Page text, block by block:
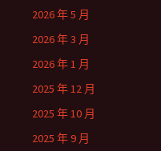
2026 年 5 月
2026 年 3 月
2026 年 1 月
2025 年 12 月
2025 年 10 月
2025 年 9 月